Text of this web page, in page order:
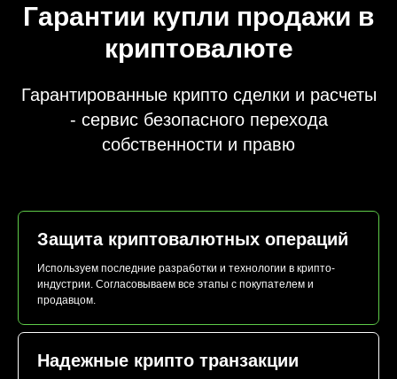
Гарантии купли продажи в
криптовалюте
Гарантированные крипто сделки и расчеты
- сервис безопасного перехода
собственности и правю
Защита криптовалютных операций
Используем последние разработки и технологии в крипто-
индустрии. Согласовываем все этапы с покупателем и
продавцом.
Надежные крипто транзакции